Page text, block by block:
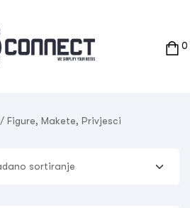
0
/ Figure, Makete, Privjesci